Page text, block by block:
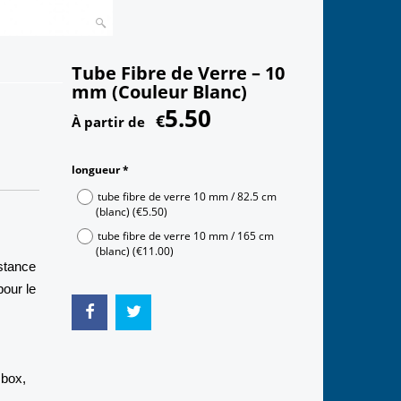
Tube Fibre de Verre – 10
mm (Couleur Blanc)
À partir de €5.50
longueur*
tube fibre de verre 10 mm / 82.5 cm
(blanc) (€5.50)
tube fibre de verre 10 mm / 165 cm
(blanc) (€11.00)
le